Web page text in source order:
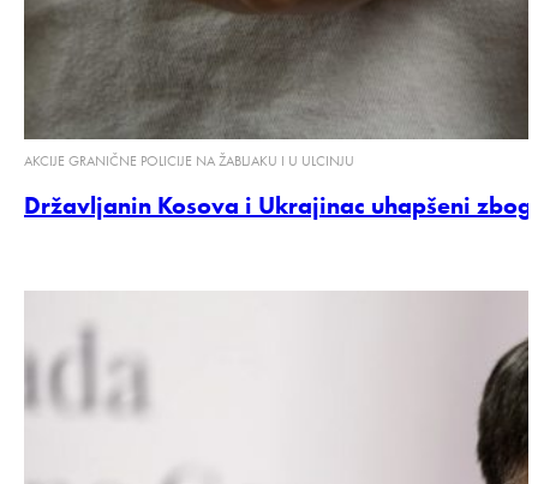
AKCIJE GRANIČNE POLICIJE NA ŽABLJAKU I U ULCINJU
Državljanin Kosova i Ukrajinac uhapšeni